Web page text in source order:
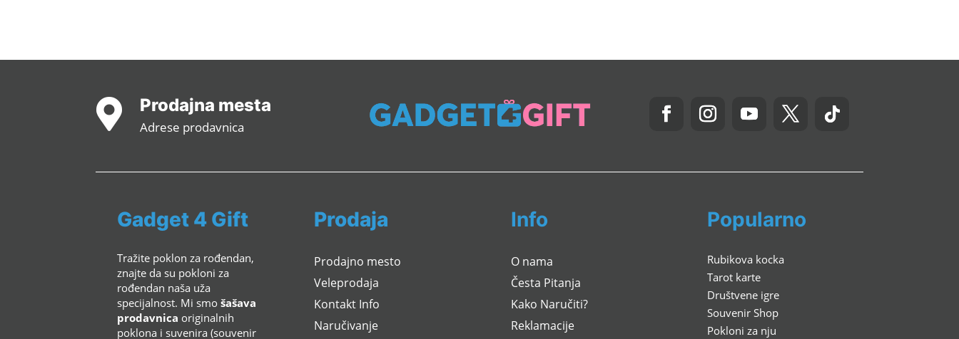
 Prodajna mesta
Adrese prodavnica
Gadget 4 Gift
Tražite poklon za rođendan,
znajte da su pokloni za
rođendan naša uža
specijalnost. Mi smošašava
prodavnica originalnih
poklona i suvenira (souvenir
Prodaja
Prodajno mesto
Veleprodaja
Kontakt Info
Naručivanje
Info
O nama
Česta Pitanja
Kako Naručiti?
Reklamacije
Popularno
Rubikova kocka
Tarot karte
Društvene igre
Souvenir Shop
Pokloni za nju